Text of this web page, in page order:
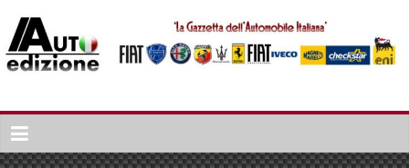
naar
inhoud
Auto
Edizione
La